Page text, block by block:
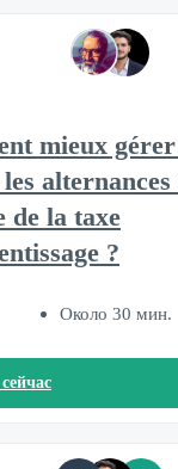
mieux gérer
les
de la taxe
?
Около 30 мин.